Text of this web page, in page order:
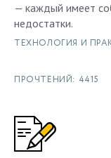
— каждый имеет
недостатки.
ТЕХНОЛОГИЯ И
ПРОЧТЕНИЙ: 4415